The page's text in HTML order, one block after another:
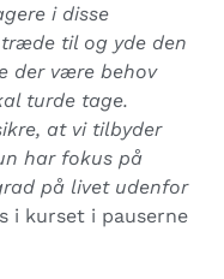
i disse
til og yde den
der være behov
turde tage.
at vi tilbyder
har fokus på
på livet udenfor
i kurset i pauserne